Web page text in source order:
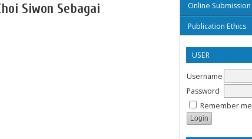
Online Submission
Publication Ethics
USER
Username
Password
Remember me
Siwon Sebagai